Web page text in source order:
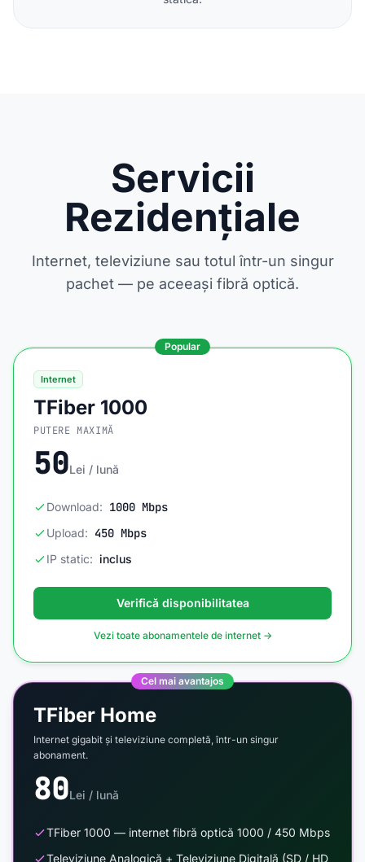
Servicii
Rezidențiale
Internet, televiziune sau totul într-un singur
pachet — pe aceeași fibră optică.
Popular
Internet
TFiber 1000
PUTERE MAXIMĂ
50Lei / lună
Download: 1000 Mbps
Upload: 450 Mbps
IP static: inclus
Verifică disponibilitatea
Vezi toate abonamentele de internet →
Cel mai avantajos
TFiber Home
Internet gigabit și televiziune completă, într-un singur
abonament.
80Lei / lună
TFiber 1000 — internet fibră optică 1000 / 450 Mbps
Televiziune Analogică + Televiziune Digitală (SD / HD